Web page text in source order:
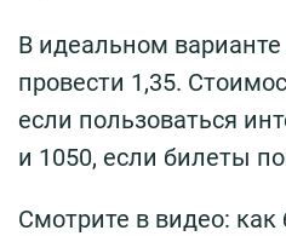
В идеальном варианте
провести 1,35.
если пользоваться
и 1050, если билеты
Смотрите в видео: